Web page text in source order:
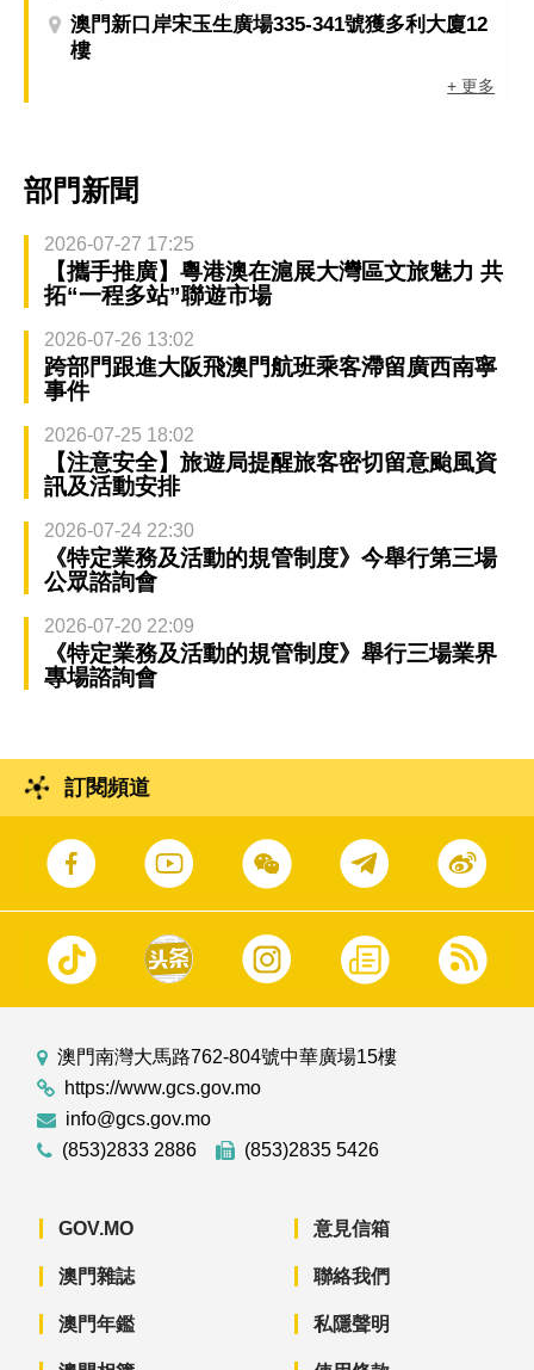
澳門新口岸宋玉生廣場335-341號獲多利大廈12
樓
+ 更多
部門新聞
2026-07-27 17:25
【攜手推廣】粵港澳在滬展大灣區文旅魅力 共
拓“一程多站”聯遊市場
2026-07-26 13:02
跨部門跟進大阪飛澳門航班乘客滯留廣西南寧
事件
2026-07-25 18:02
【注意安全】旅遊局提醒旅客密切留意颱風資
訊及活動安排
2026-07-24 22:30
《特定業務及活動的規管制度》今舉行第三場
公眾諮詢會
2026-07-20 22:09
《特定業務及活動的規管制度》舉行三場業界
專場諮詢會
訂閱頻道
澳門南灣大馬路762-804號中華廣場15樓
https://www.gcs.gov.mo
info@gcs.gov.mo
(853)2833 2886
(853)2835 5426
GOV.MO
澳門雜誌
澳門年鑑
意見信箱
聯絡我們
私隱聲明